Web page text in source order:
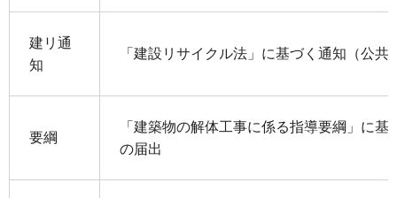
建リ通
知
「建設リサイクル法」に基づく通知（公共
要綱
「建築物の解体工事に係る指導要綱」に
の届出